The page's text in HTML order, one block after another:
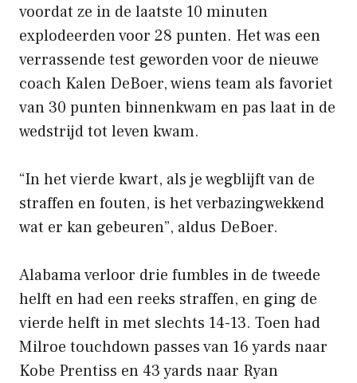
voordat ze in de laatste 10 minuten
explodeerden voor 28 punten. Het was een
verrassende test geworden voor de nieuwe
coach Kalen DeBoer, wiens team als favoriet
van 30 punten binnenkwam en pas laat in de
wedstrijd tot leven kwam.
“In het vierde kwart, als je wegblijft van de
straffen en fouten, is het verbazingwekkend
wat er kan gebeuren”, aldus DeBoer.
Alabama verloor drie fumbles in de tweede
helft en had een reeks straffen, en ging de
vierde helft in met slechts 14-13. Toen had
Milroe touchdown passes van 16 yards naar
Kobe Prentiss en 43 yards naar Ryan